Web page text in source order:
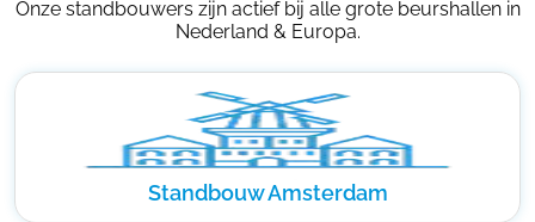
Onze standbouwers zijn actief bij alle grote beurshallen in
Nederland & Europa.
Standbouw Amsterdam